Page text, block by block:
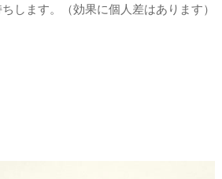
します。（効果に個人差はあります）